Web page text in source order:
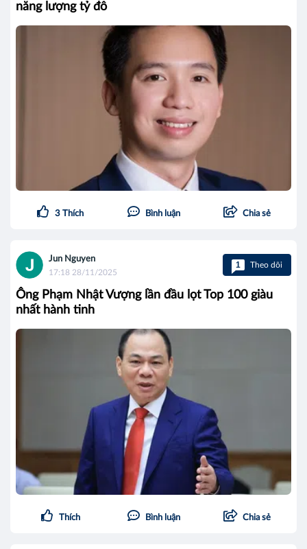
năng lượng tỷ đô
3 Thích Bình luận Chia sẻ
Jun Nguyen
17:18 28/11/2025
1 Theo dõi
Ông Phạm Nhật Vượng lần đầu lọt Top 100 giàu
nhất hành tinh
Thích Bình luận Chia sẻ